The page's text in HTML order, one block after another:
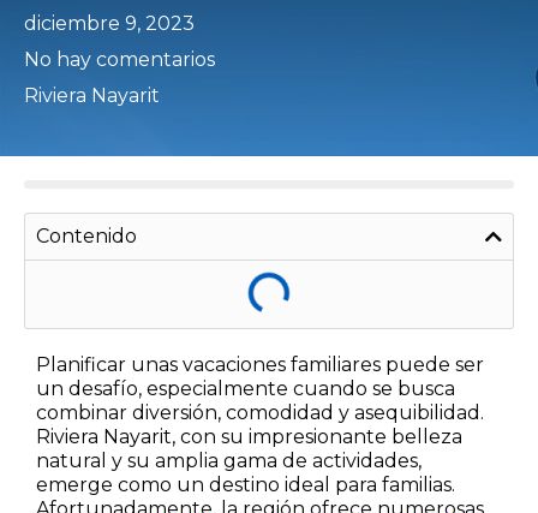
diciembre 9, 2023
No hay comentarios
Riviera Nayarit
Planificar unas vacaciones familiares puede ser
un desafío, especialmente cuando se busca
combinar diversión, comodidad y asequibilidad.
Riviera Nayarit, con su impresionante belleza
natural y su amplia gama de actividades,
emerge como un destino ideal para familias.
Contenido